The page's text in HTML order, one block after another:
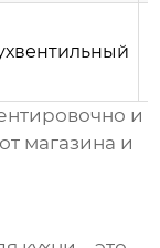
и
магазина и